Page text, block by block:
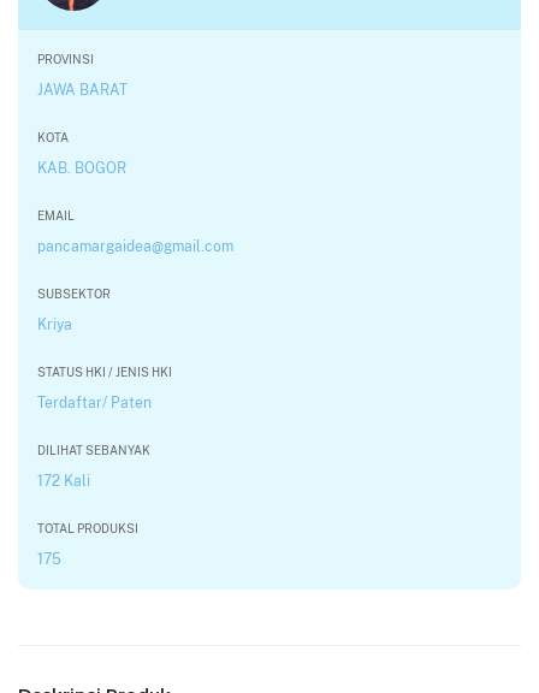
PROVINSI
JAWA BARAT
KOTA
KAB. BOGOR
EMAIL
pancamargaidea@gmail.com
SUBSEKTOR
Kriya
STATUS HKI / JENIS HKI
Terdaftar/ Paten
DILIHAT SEBANYAK
172 Kali
TOTAL PRODUKSI
175